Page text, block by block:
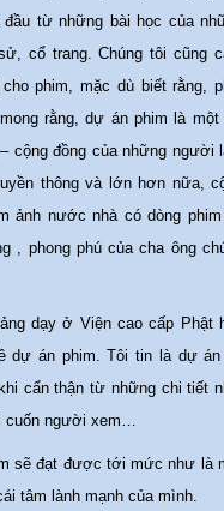
từ những bài học của
cổ trang. Chúng tôi cũng
phim, mặc dù biết rằng,
rằng, dự án phim là
cộng đồng của những người
thông và lớn hơn nữa,
ảnh nước nhà có dòng
, phong phú của cha ông
dạy ở Viện cao cấp Phật
dự án phim. Tôi tin là dự
cẩn thận từ những chi tiết
cuốn người xem…
sẽ đạt được tới mức như là
tâm lành mạnh của mình.